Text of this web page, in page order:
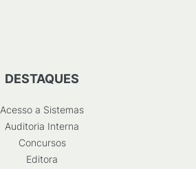
DESTAQUES
Acesso a Sistemas
Auditoria Interna
Concursos
Editora